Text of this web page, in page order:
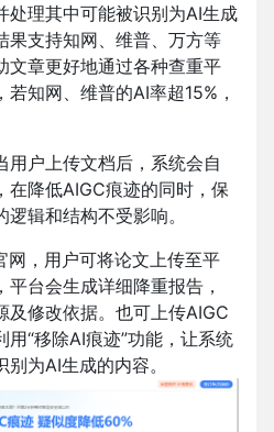
处理其中可能被识别为AI生成
果支持知网、维普、万方等
文章更好地通过各种查重平
知网、维普的AI率超15%，
用户上传文档后，系统会自
在降低AIGC痕迹的同时，保
辑和结构不受影响。
， 用户可将论文上传至平
台会生成详细降重报告，
及修改依据。也可上传AIGC
“移除AI痕迹”功能，让系统
为AI生成的内容。